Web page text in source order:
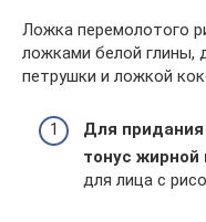
Ложка перемолотого
ложками белой глины,
петрушки и ложкой
Для
тонус жирной
для лица с